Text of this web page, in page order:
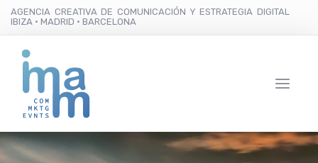
AGENCIA CREATIVA DE COMUNICACIÓN Y ESTRATEGIA DIGITAL
IBIZA · MADRID · BARCELONA